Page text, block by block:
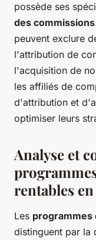
possède ses
des commissions
peuvent exclure
l'attribution de
l'acquisition de
les affiliés de
d'attribution et
optimiser leurs
Analyse et
rentables
Les programmes
distinguent par la